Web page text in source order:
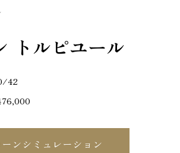
トルピユール
42
ーンシミュレーション